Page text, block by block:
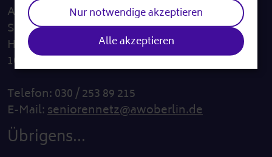
Arbeiterwohlfahrt Landesverband Berlin e. V.
Seniorennetz Berlin
Hallesches Ufer 30 A, Innenhof
10963 Berlin
Telefon: 030 / 253 89 215
E-Mail:seniorennetz@awoberlin.de
Übrigens...
Nur notwendige akzeptieren
Alle akzeptieren